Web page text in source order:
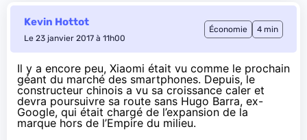
Kevin Hottot
Le 23 janvier 2017 à 11h00
Économie 4 min
Il y a encore peu, Xiaomi était vu comme le prochain
géant du marché des smartphones. Depuis, le
constructeur chinois a vu sa croissance caler et
devra poursuivre sa route sans Hugo Barra, ex-
Google, qui était chargé de l’expansion de la
marque hors de l’Empire du milieu.